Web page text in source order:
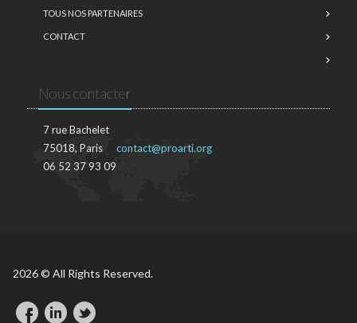
TOUS NOS PARTENAIRES
CONTACT
Nous contacter
7 rue Bachelet
75018, Paris
06 52 37 93 09
contact@proarti.org
2026 © All Rights Reserved.